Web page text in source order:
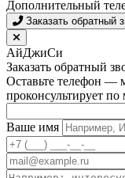
Дополнительный
Заказать обратный
АйДжиСи
Заказать обратный
Оставьте телефон —
проконсультирует
Ваше имя